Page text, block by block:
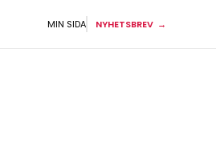
MIN SIDA NYHETSBREV